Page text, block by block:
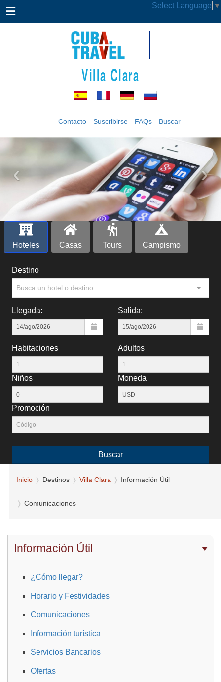
Select Language ▼
Villa Clara
Contacto Suscribirse FAQs Buscar
‹ ›
Hoteles Casas Tours Campismo
Destino
Busca un hotel o destino
Llegada: Salida:
Habitaciones Adultos
Niños Moneda
Promoción
Buscar
Inicio Destinos Villa Clara Información Útil
Comunicaciones
Información Útil
¿Cómo llegar?
Horario y Festividades
Comunicaciones
Información turística
Servicios Bancarios
Ofertas